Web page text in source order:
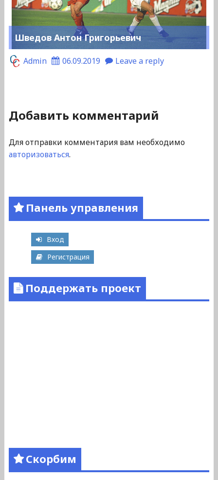
Шведов Антон Григорьевич
Admin 06.09.2019 Leave a reply
Добавить комментарий
Для отправки комментария вам необходимо
авторизоваться.
Панель управления
Вход
Регистрация
Поддержать проект
Скорбим